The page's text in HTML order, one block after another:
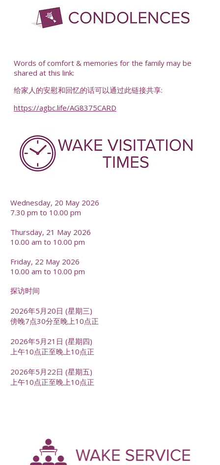
Words of comfort & memories for the family may be
shared at this link:
给家人的安慰和回忆的话可以通过此链接共享:
https://agbc.life/AG8375CARD
Wednesday, 20 May 2026
7.30 pm to 10.00 pm
Thursday, 21 May 2026
10.00 am to 10.00 pm
Friday, 22 May 2026
10.00 am to 10.00 pm
探访时间
2026年5月20日 (星期三)
傍晚7点30分至晚上10点正
2026年5月21日 (星期四)
上午10点正至晚上10点正
2026年5月22日 (星期五)
上午10点正至晚上10点正